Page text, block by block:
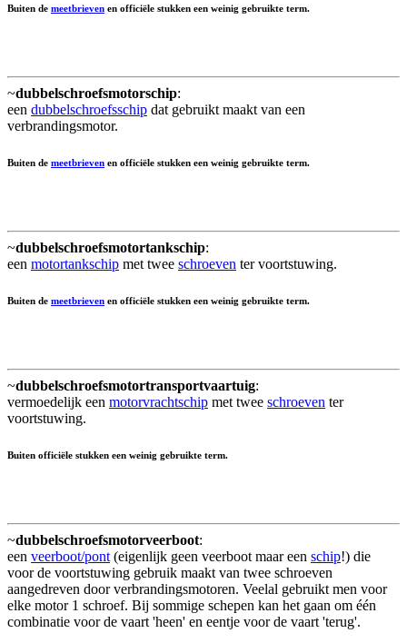
Buiten de meetbrieven en officiële stukken een weinig gebruikte term.
~dubbelschroefsmotorschip:
een dubbelschroefsschip dat gebruikt maakt van een
verbrandingsmotor.
Buiten de meetbrieven en officiële stukken een weinig gebruikte term.
~dubbelschroefsmotortankschip:
een motortankschip met twee schroeven ter voortstuwing.
Buiten de meetbrieven en officiële stukken een weinig gebruikte term.
~dubbelschroefsmotortransportvaartuig:
vermoedelijk een motorvrachtschip met twee schroeven ter
voortstuwing.
Buiten officiële stukken een weinig gebruikte term.
~dubbelschroefsmotorveerboot:
een veerboot/pont (eigenlijk geen veerboot maar een schip!) die
voor de voortstuwing gebruik maakt van twee schroeven
aangedreven door verbrandingsmotoren. Veelal gebruikt men voor
elke motor 1 schroef. Bij sommige schepen kan het gaan om één
combinatie voor de vaart 'heen' en eentje voor de vaart 'terug'.